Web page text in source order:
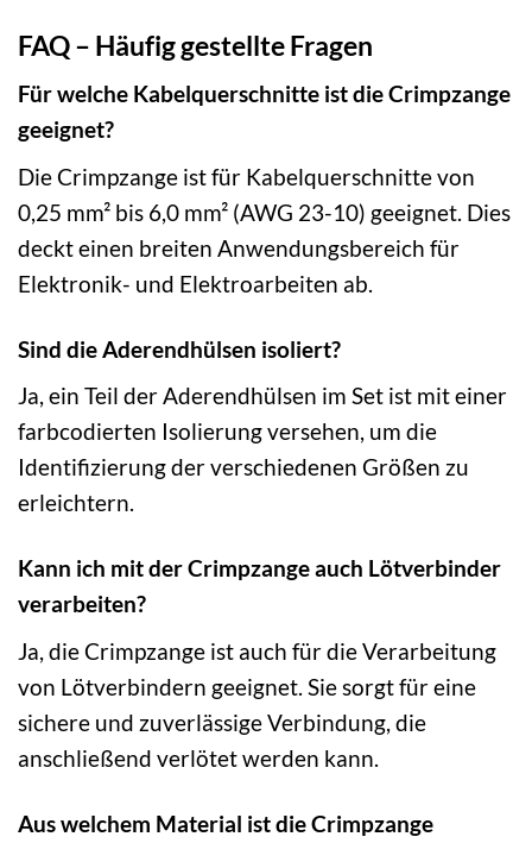
FAQ – Häufig gestellte Fragen
Für welche Kabelquerschnitte ist die Crimpzange
geeignet?
Die Crimpzange ist für Kabelquerschnitte von
0,25 mm² bis 6,0 mm² (AWG 23-10) geeignet. Dies
deckt einen breiten Anwendungsbereich für
Elektronik- und Elektroarbeiten ab.
Sind die Aderendhülsen isoliert?
Ja, ein Teil der Aderendhülsen im Set ist mit einer
farbcodierten Isolierung versehen, um die
Identifizierung der verschiedenen Größen zu
erleichtern.
Kann ich mit der Crimpzange auch Lötverbinder
verarbeiten?
Ja, die Crimpzange ist auch für die Verarbeitung
von Lötverbindern geeignet. Sie sorgt für eine
sichere und zuverlässige Verbindung, die
anschließend verlötet werden kann.
Aus welchem Material ist die Crimpzange